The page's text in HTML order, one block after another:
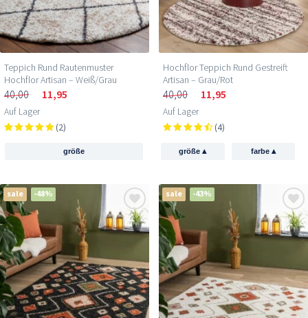
Teppich Rund Rautenmuster
Hochflor Artisan – Weiß/Grau
40,00 11,95
Auf Lager
(2)
größe
Hochflor Teppich Rund Gestreift
Artisan – Grau/Rot
40,00 11,95
Auf Lager
(4)
größe▴ farbe ▴
sale -48% sale -43%